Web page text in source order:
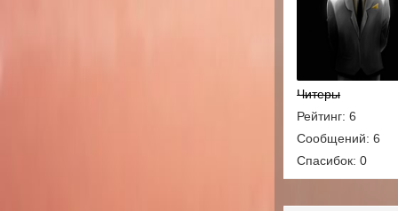
Читеры
Рейтинг: 6
Сообщений: 6
Спасибок: 0